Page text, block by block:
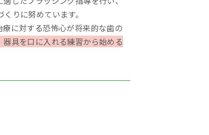
りに努めています。
に対する恐怖心が将来的な歯の
具を口に入れる練習から始める